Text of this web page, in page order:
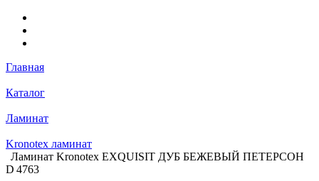
Главная
Каталог
Ламинат
Kronotex ламинат
Ламинат Kronotex EXQUISIT ДУБ БЕЖЕВЫЙ ПЕТЕРСОН
D 4763